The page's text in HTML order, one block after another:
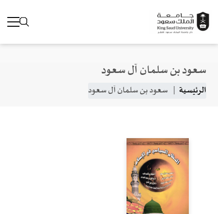
تجاوز إلى المحتوى الرئيسي
سعود بن سلمان آل سعود
مسار التنقل
الرئيسية سعود بن سلمان آل سعود